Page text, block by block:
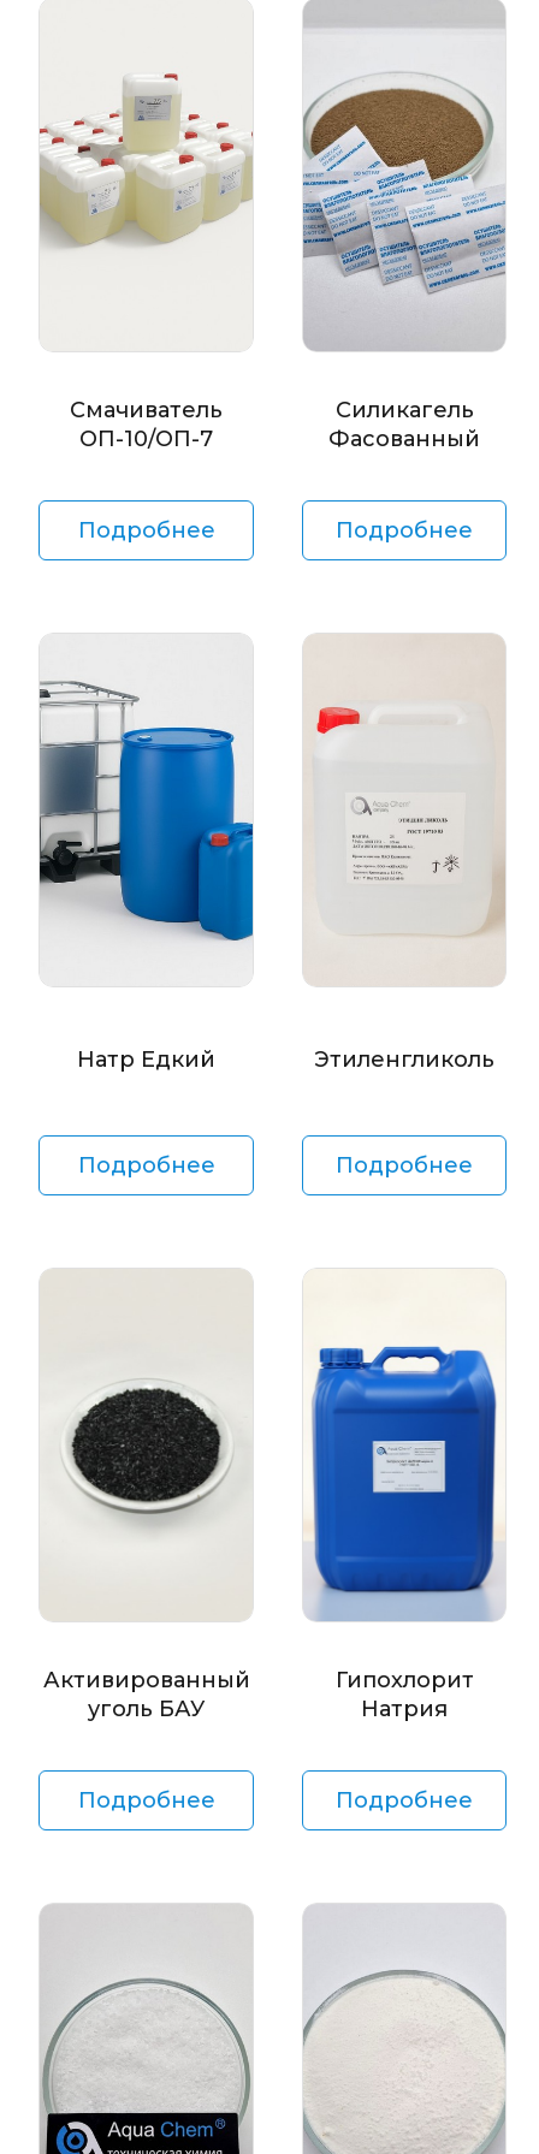
Смачиватель
ОП-10/ОП-7
Подробнее
Силикагель
Фасованный
Подробнее
Натр Едкий
Подробнее
Этиленгликоль
Подробнее
Активированный
уголь БАУ
Подробнее
Гипохлорит
Натрия
Подробнее